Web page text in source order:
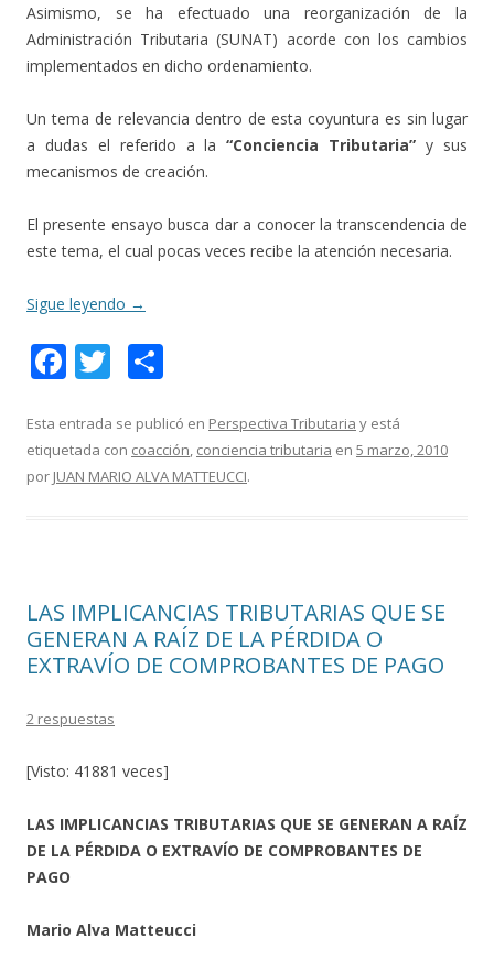
Asimismo, se ha efectuado una reorganización de la
Administración Tributaria (SUNAT) acorde con los cambios
implementados en dicho ordenamiento.
Un tema de relevancia dentro de esta coyuntura es sin lugar
a dudas el referido a la“Conciencia Tributaria” y sus
mecanismos de creación.
El presente ensayo busca dar a conocer la transcendencia de
este tema, el cual pocas veces recibe la atención necesaria.
Sigue leyendo →
F
e
b
T
itt
er
m
p
Esta entrada se publicó en Perspectiva Tributaria y está
etiquetada con coacción, conciencia tributaria en 5 marzo, 2010
por JUAN MARIO ALVA MATTEUCCI.
LAS IMPLICANCIAS TRIBUTARIAS QUE SE
GENERAN A RAÍZ DE LA PÉRDIDA O
EXTRAVÍO DE COMPROBANTES DE PAGO
2 respuestas
[Visto: 41881 veces]
LAS IMPLICANCIAS TRIBUTARIAS QUE SE GENERAN A RAÍZ
DE LA PÉRDIDA O EXTRAVÍO DE COMPROBANTES DE
PAGO
Mario Alva Matteucci